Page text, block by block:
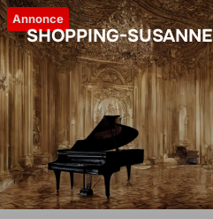
Videre
til
indhold
SHOPPING-SUSANNE
Annonce